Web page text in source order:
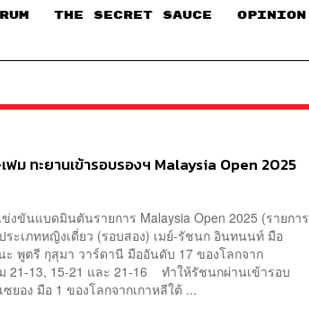
THE SECRET SAUCE​ OPINION
ฟม ทะยานเข้ารอบรองฯ Malaysia Open 2025
งขันแบดมินตันรายการ Malaysia Open 2025 (รายการ
ระเภทหญิงเดี่ยว (รอบสอง) เมย์-รัชนก อินทนนท์ มือ
ะ พูตรี กุสุมา วาร์ดานี มืออันดับ 17 ของโลกจาก
21-13, 15-21 และ 21-16 ทำให้รัชนกผ่านเข้ารอบ
ยอง มือ 1 ของโลกจากเกาหลีใต้ ...